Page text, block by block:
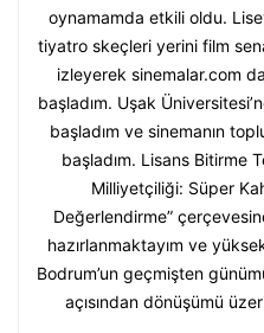
oynamamda etkili oldu.
tiyatro skeçleri yerini film
izleyerek sinemalar.com
başladım. Uşak
başladım ve sinemanın
başladım. Lisans Bitirme
Milliyetçiliği: Süper
Değerlendirme”
hazırlanmaktayım ve
Bodrum’un geçmişten
açısından dönüşümü